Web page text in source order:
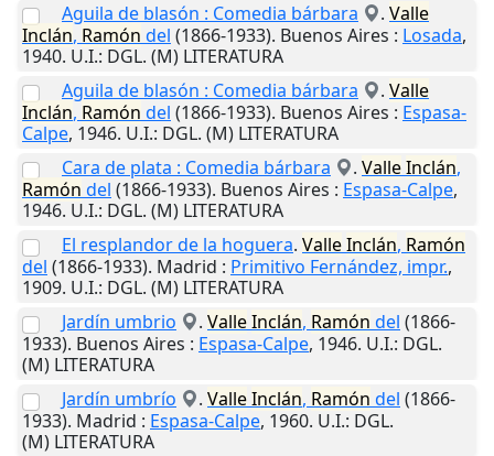
Aguila de blasón : Comedia bárbara
. Valle
Inclán, Ramón del (1866-1933). Buenos Aires : Losada,
1940. U.I.: DGL. (M) LITERATURA
Aguila de blasón : Comedia bárbara
. Valle
Inclán, Ramón del (1866-1933). Buenos Aires : Espasa-
Calpe, 1946. U.I.: DGL. (M) LITERATURA
Cara de plata : Comedia bárbara
. ValleInclán,
Ramón del (1866-1933). Buenos Aires : Espasa-Calpe,
1946. U.I.: DGL. (M) LITERATURA
El resplandor de la hoguera. ValleInclán, Ramón
del (1866-1933). Madrid : Primitivo Fernández, impr.,
1909. U.I.: DGL. (M) LITERATURA
Jardín umbrio
. ValleInclán, Ramón del (1866-
1933). Buenos Aires : Espasa-Calpe, 1946. U.I.: DGL.
(M) LITERATURA
Jardín umbrío
. ValleInclán, Ramón del (1866-
1933). Madrid : Espasa-Calpe, 1960. U.I.: DGL.
(M) LITERATURA